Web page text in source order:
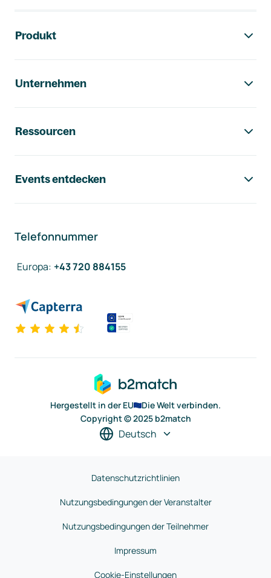
Produkt
Unternehmen
Ressourcen
Events entdecken
Telefonnummer
Europa: +43 720 884155
Hergestellt in der EU
Die Welt verbinden.
Copyright © 2025 b2match
Deutsch
Datenschutzrichtlinien
Nutzungsbedingungen der Veranstalter
Nutzungsbedingungen der Teilnehmer
Impressum
Cookie-Einstellungen